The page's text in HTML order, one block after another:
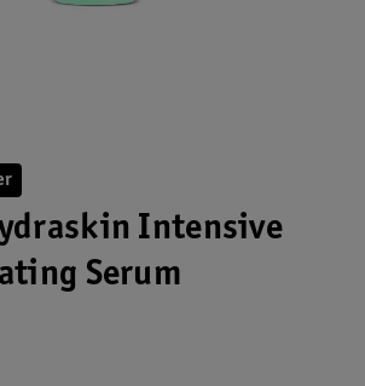
Intensive
Serum